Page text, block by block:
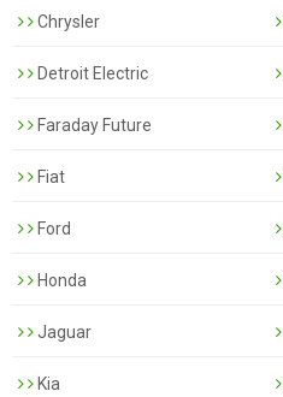
Chrysler
Detroit Electric
Faraday Future
Fiat
Ford
Honda
Jaguar
Kia